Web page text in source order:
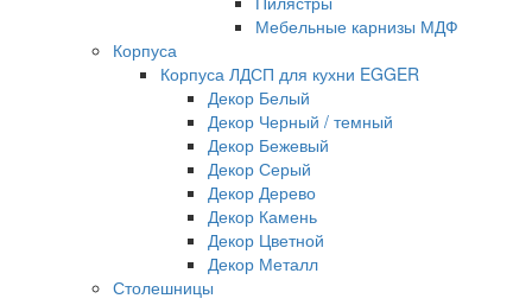
Мебельные карнизы МДФ
Корпуса
Корпуса ЛДСП для кухни EGGER
Декор Белый
Декор Черный / темный
Декор Бежевый
Декор Серый
Декор Дерево
Декор Камень
Декор Цветной
Декор Металл
Столешницы